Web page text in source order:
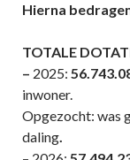
Hierna
TOTALE
– 2025:
inwoner.
Opgezocht: was
daling.